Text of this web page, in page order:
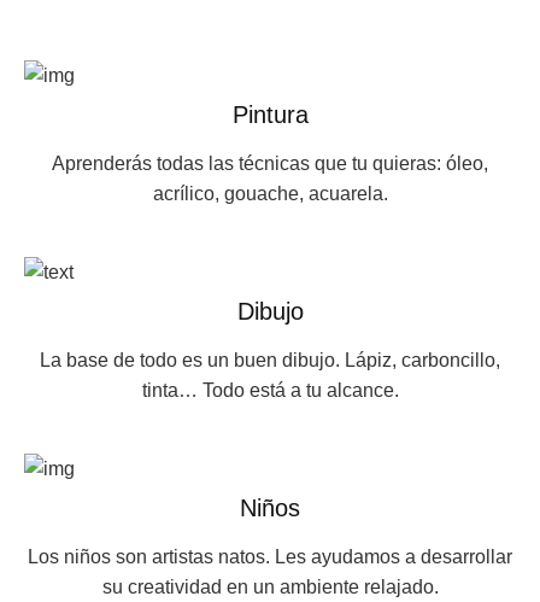
Pintura
Aprenderás todas las técnicas que tu quieras: óleo,
acrílico, gouache, acuarela.
Dibujo
La base de todo es un buen dibujo. Lápiz, carboncillo,
tinta… Todo está a tu alcance.
Niños
Los niños son artistas natos. Les ayudamos a desarrollar
su creatividad en un ambiente relajado.